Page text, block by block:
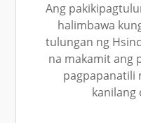
Ang
halimbawa
tulungan ng
na makamit ang
pagpapanatili
kanilang